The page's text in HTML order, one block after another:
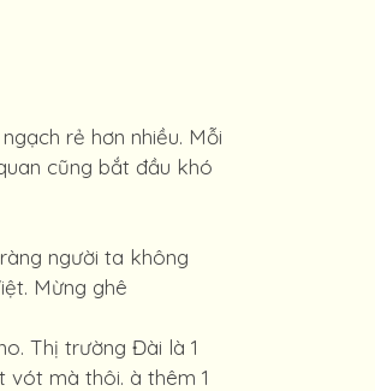
rẻ hơn nhiều. Mỗi
cũng bắt đầu khó
người ta không
Mừng ghê
Thị trường Đài là 1
vót mà thôi. à thêm 1